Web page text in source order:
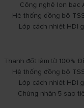
Công nghệ Ion bạc
Hệ thống đồng bộ
Lớp cách nhiệt HDI
Thanh đốt làm từ 100%
Hệ thống đồng bộ
Lớp cách nhiệt HDI
Chứng nhận 5 sao